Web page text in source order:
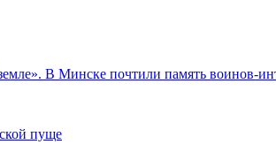
В Минске почтили память воинов-
пуще